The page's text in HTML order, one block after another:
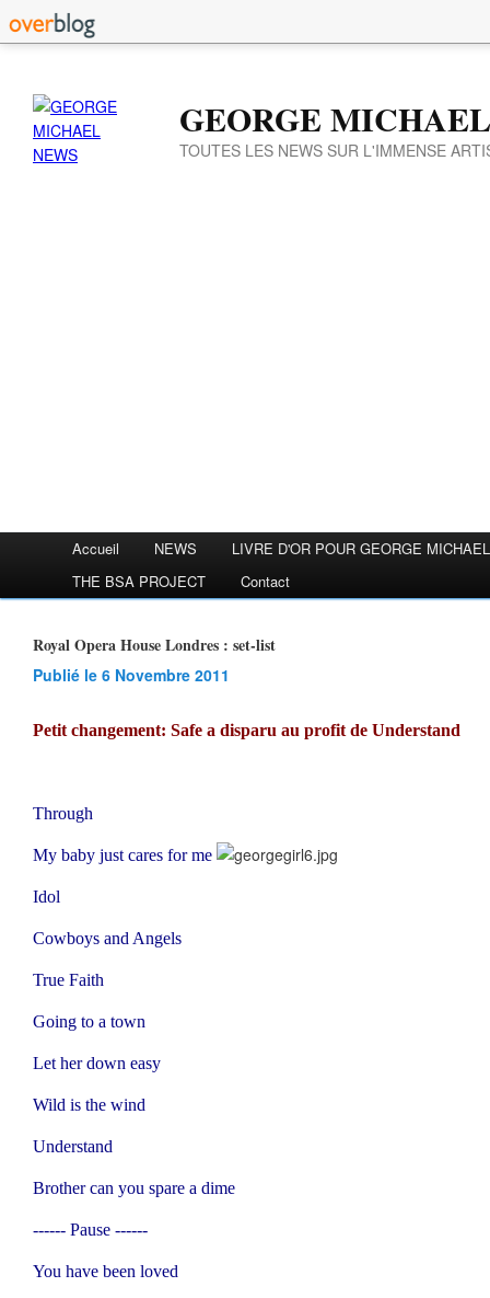
GEORGE
TOUTES LES NEWS SUR L'IMMENSE
Accueil NEWS
LIVRE D'OR POUR GEORGE MICHAEL
THE BSA PROJECT
Contact
Royal Opera House Londres : set-list
Publié le 6 Novembre 2011
Petit changement: Safe a disparu au profit de Understand
Through
My baby just cares for me
Idol
Cowboys and Angels
True Faith
Going to a town
Let her down easy
Wild is the wind
Understand
Brother can you spare a dime
------ Pause ------
You have been loved